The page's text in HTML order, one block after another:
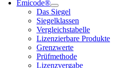
Emi­code®
Das Sie­gel
Sie­gel­klas­sen
Ver­gleichs­ta­bel­le
Lizen­zier­ba­re Pro­duk­te
Grenz­wer­te
Prüf­me­tho­de
Lizenz­ver­ga­be